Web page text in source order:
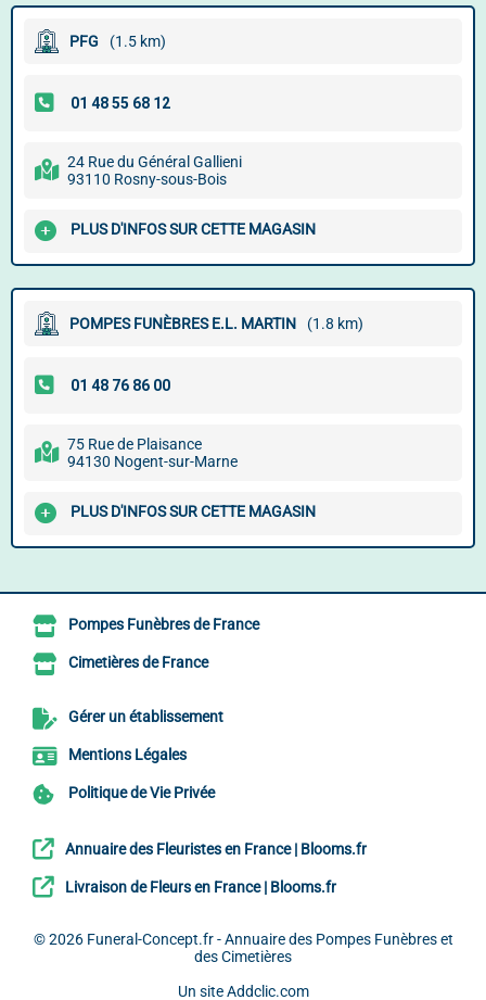
PFG (1.5 km)
24 Rue du Général Gallieni
93110 Rosny-sous-Bois
PLUS D'INFOS SUR CETTE MAGASIN
POMPES FUNÈBRES E.L. MARTIN (1.8 km)
75 Rue de Plaisance
94130 Nogent-sur-Marne
PLUS D'INFOS SUR CETTE MAGASIN
Pompes Funèbres de France
Cimetières de France
Gérer un établissement
Mentions Légales
Politique de Vie Privée
Annuaire des Fleuristes en France | Blooms.fr
Livraison de Fleurs en France | Blooms.fr
© 2026 Funeral-Concept.fr - Annuaire des Pompes Funèbres et
des Cimetières
Un site Addclic.com